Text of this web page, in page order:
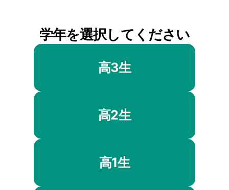
学年を選択してください
高3生
高2生
高1生